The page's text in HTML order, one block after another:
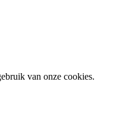
van onze cookies.